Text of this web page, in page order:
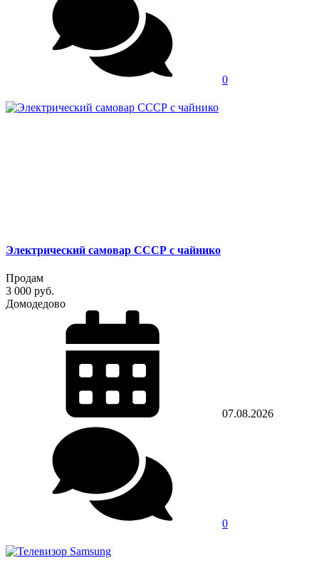
0
Электрический самовар СССР с чайнико
Продам
3 000 руб.
Домодедово
07.08.2026
0